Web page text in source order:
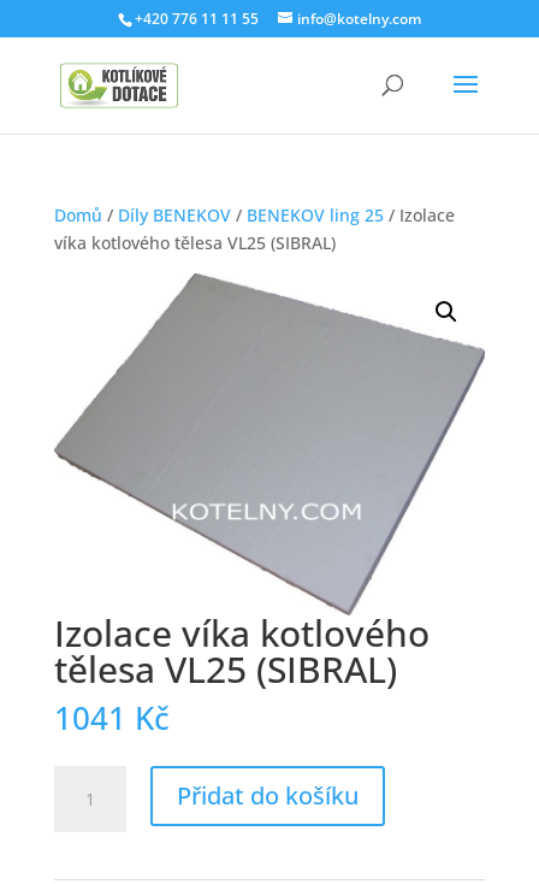
+420 776 11 11 55 info@kotelny.com
Domů / Díly BENEKOV/ BENEKOV ling 25/ Izolace
víka kotlového tělesa VL25 (SIBRAL)
Izolace víka kotlového
tělesa VL25 (SIBRAL)
1041 Kč
Přidat do košíku